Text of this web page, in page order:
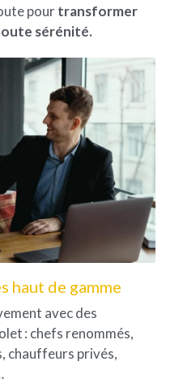
pour transformer
sérénité.​
haut de gamme
avec des
: chefs renommés,
chauffeurs privés,